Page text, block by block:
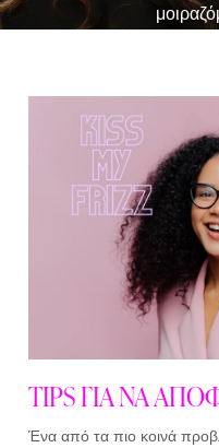
TIPS ΓΙΑ ΝΑ
Ένα από τα πιο κοινά